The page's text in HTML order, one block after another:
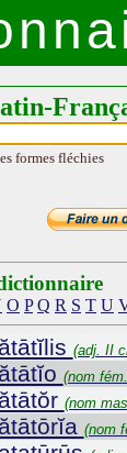
formes fléchies
O P Q R S T U
(adj. II
(nom
(nom
(nom